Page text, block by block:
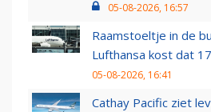
05-08-2026, 16:57
Raamstoeltje in de
Lufthansa kost dat
05-08-2026, 16:41
Cathay Pacific ziet